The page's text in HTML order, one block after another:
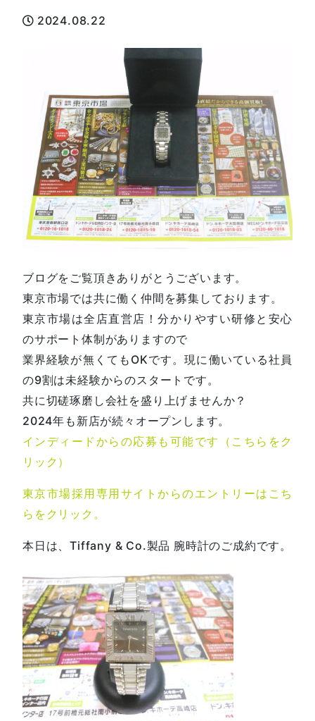
2024.08.22
ブログをご覧頂きありがとうございます。
東京市場では共に働く仲間を募集しております。
東京市場は全店直営店！分かりやすい研修と安心
のサポート体制がありますので
業界経験が無くてもOKです。現に働いている社員
の9割は未経験からのスタートです。
共に切磋琢磨し会社を盛り上げませんか？
2024年も新店が続々オープンします。
インディードからの応募も可能です（こちらをク
リック）
東京市場採用専用サイトからのエントリーはこち
らをクリック。
本日は、Tiffany & Co.製品 腕時計のご成約です。